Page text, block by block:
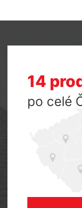
14
po celé